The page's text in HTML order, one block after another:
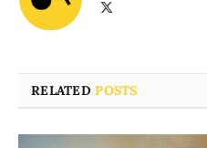
RELATEDPOSTS